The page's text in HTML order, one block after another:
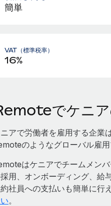
簡単
VAT（標準税率）
16%
でケニア
アで労働者を雇用する企業
のようなグローバル雇
はケニアでチームメン
用、オンボーディング、給
社員への支払いも簡単に行
。